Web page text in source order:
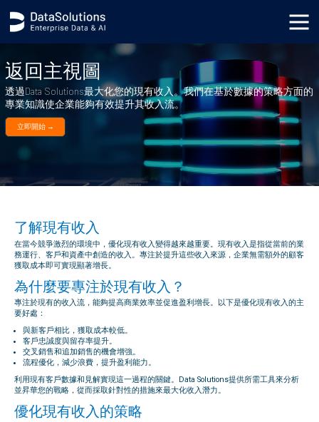
-90vh right -50vw; background-repeat: no-repeat; background-size: cover; }
返回主視圖
透過Data Solutions最大化您的現有收入。我們在基於數據的策略方面的
專業知識使企業能夠有效提升其收入流。
立即開始 →
了解現有收入
在當今競爭激烈的環境中，優化現有收入變得越來越重要。現有收入是指從當前的業
務運行、客戶和資產中創造的收入。專注於提升這些收入來源，企業無需額外的顧客
獲取成本即可實現顯著增長。
為什麼要專注於現有收入？
專注於現有的收入流，能夠提高商業效率並促進盈利增長。以下是優化現有收入的主
要好處：
與新客戶相比，獲取成本較低。
客戶忠誠度與留存率提升。
交叉銷售和追加銷售的機會增強。
流程優化，減少浪費，提升盈利能力。
利用現有客戶數據和見解實現這一過程的關鍵。Data Solutions提供所需工具來分析
並昇華您的戰略，從而採取針對性的措施來最大化收入潛力。
優化現有收入的策略